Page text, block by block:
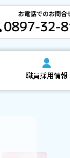
職員採用情報